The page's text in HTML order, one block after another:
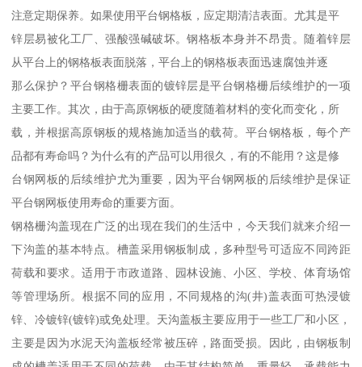
注意定期保养。如果使用平台钢格板，应定期清洁表面。尤其是平
锌层易被化工厂、强酸强碱破坏。钢格板本身并不昂贵。随着锌层
从平台上的钢格板表面脱落，平台上的钢格板表面迅速腐蚀并逐
那么保护？平台钢格栅表面的镀锌层是平台钢格栅后续维护的一项
主要工作。其次，由于高原钢板的硬度随着材料的变化而变化，所
载，并根据高原钢板的规格施加适当的载荷。平台钢格板，每个产
品都有寿命吗？为什么有的产品可以用很久，有的不能用？这是修
台钢网板的后续维护尤为重要，因为平台钢网板的后续维护是保证
平台钢网板使用寿命的重要方面。
钢格栅沟盖现在广泛的出现在我们的生活中，今天我们就来介绍一
下沟盖的基本特点。槽盖采用钢板制成，多种型号可适应不同跨距
荷载和要求。适用于市政道路、园林设施、小区、学校、体育场馆
等管理场所。根据不同的应用，不同规格的沟(井)盖表面可热浸镀
锌、冷镀锌(镀锌)或免处理。天沟盖板主要应用于一些工厂和小区，
主要是因为水泥天沟盖板经常被压碎，路面受损。因此，由钢板制